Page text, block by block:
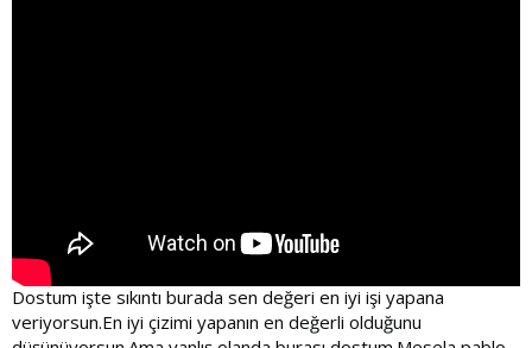
Dostum işte sıkıntı burada sen değeri en iyi işi yapana
veriyorsun.En iyi çizimi yapanın en değerli olduğunu